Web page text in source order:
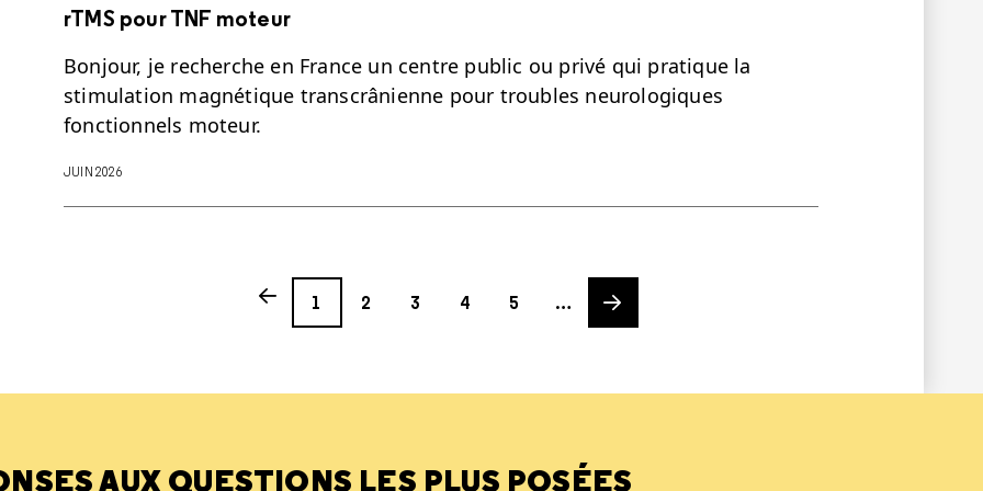
rTMS pour TNF moteur
Bonjour, je recherche en France un centre public ou privé qui pratique la
stimulation magnétique transcrânienne pour troubles neurologiques
fonctionnels moteur.
JUIN 2026
Previous page
Page
1
Page
2
3
4
5
…
Next page
AUX QUESTIONS LES PLUS POSÉES